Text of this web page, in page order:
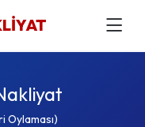
Oylaması)